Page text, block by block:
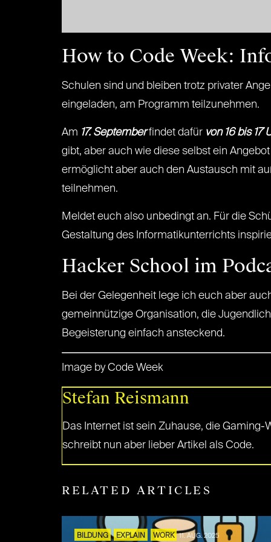
How to Code Week:
Schulen sind und bleiben trotz privater
eingeladen, am Programm teilzunehmen.
Am 17. Septemberfindet dafür von 16 bis 17
gibt, aber auch wie diese selbst ein
ermöglicht aber auch den Austausch mit
teilnehmen.
Meldet euch also unbedingt an. Für die
Gestaltung des Informatikunterrichts
Hacker School im
Bei der Gelegenheit lege ich euch aber
gemeinnützige Organisation, die
Begeisterung einfach ansteckend.
Image by Code Week
Stefan Reismann
Das Internet ist sein Zuhause, die
schreibt nun aber lieber Artikel als Code.
RELATED ARTICLES
BILDUNG EXPLAIN WORK 11. AUG. 2025